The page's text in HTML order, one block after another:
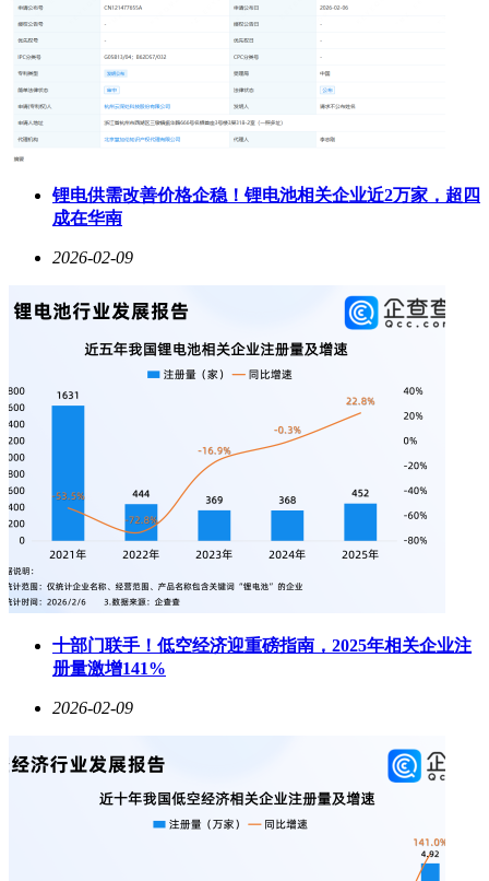
锂电供需改善价格企稳！锂电池相关企业近2万家，超四
成在华南
2026-02-09
十部门联手！低空经济迎重磅指南，2025年相关企业注
册量激增141%
2026-02-09